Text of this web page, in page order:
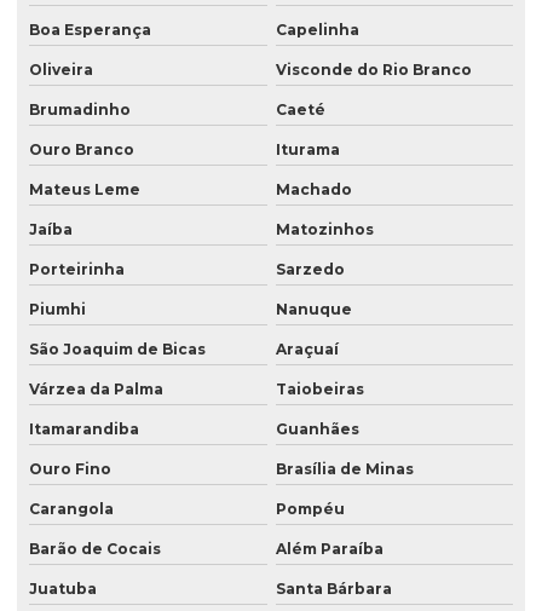
Boa Esperança Capelinha
Oliveira Visconde do Rio Branco
Brumadinho Caeté
Ouro Branco Iturama
Mateus Leme Machado
Jaíba Matozinhos
Porteirinha Sarzedo
Piumhi Nanuque
São Joaquim de Bicas Araçuaí
Várzea da Palma Taiobeiras
Itamarandiba Guanhães
Ouro Fino Brasília de Minas
Carangola Pompéu
Barão de Cocais Além Paraíba
Juatuba Santa Bárbara